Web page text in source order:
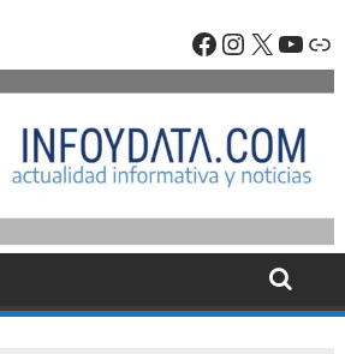
Facebook
X